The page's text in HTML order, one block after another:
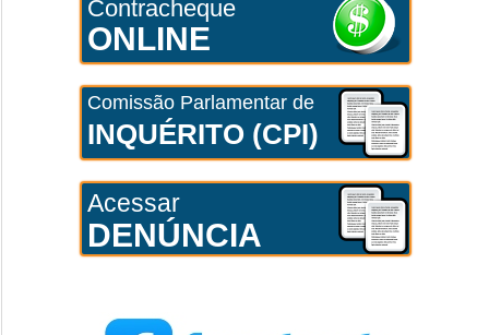
Contracheque
ONLINE
Comissão Parlamentar de
INQUÉRITO (CPI)
Acessar
DENÚNCIA